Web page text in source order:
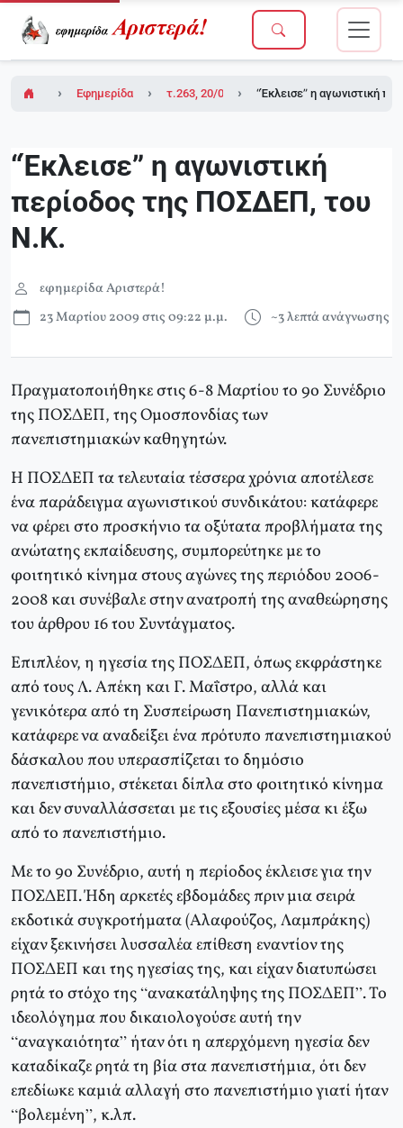
Εφημερίδα Αριστερά!τ.263, 20/03/2009 (σε ένθετο οι σελίδες
“Έκλεισε” η αγωνιστική
“Έκλεισε” η αγωνιστική
περίοδος της ΠΟΣΔΕΠ, του
Ν.Κ.
εφημερίδα Αριστερά!
23 Μαρτίου 2009 στις 09:22 μ.μ.
~3 λεπτά ανάγνωσης
Πραγματοποιήθηκε στις 6-8 Μαρτίου το 9ο Συνέδριο
της ΠΟΣΔΕΠ, της Ομοσπονδίας των
πανεπιστημιακών καθηγητών.
Η ΠΟΣΔΕΠ τα τελευταία τέσσερα χρόνια αποτέλεσε
ένα παράδειγμα αγωνιστικού συνδικάτου: κατάφερε
να φέρει στο προσκήνιο τα οξύτατα προβλήματα της
ανώτατης εκπαίδευσης, συμπορεύτηκε με το
φοιτητικό κίνημα στους αγώνες της περιόδου 2006-
2008 και συνέβαλε στην ανατροπή της αναθεώρησης
του άρθρου 16 του Συντάγματος.
Επιπλέον, η ηγεσία της ΠΟΣΔΕΠ, όπως εκφράστηκε
από τους Λ. Απέκη και Γ. Μαΐστρο, αλλά και
γενικότερα από τη Συσπείρωση Πανεπιστημιακών,
κατάφερε να αναδείξει ένα πρότυπο πανεπιστημιακού
δάσκαλου που υπερασπίζεται το δημόσιο
πανεπιστήμιο, στέκεται δίπλα στο φοιτητικό κίνημα
και δεν συναλλάσσεται με τις εξουσίες μέσα κι έξω
από το πανεπιστήμιο.
Με το 9ο Συνέδριο, αυτή η περίοδος έκλεισε για την
ΠΟΣΔΕΠ. Ήδη αρκετές εβδομάδες πριν μια σειρά
εκδοτικά συγκροτήματα (Αλαφούζος, Λαμπράκης)
είχαν ξεκινήσει λυσσαλέα επίθεση εναντίον της
ΠΟΣΔΕΠ και της ηγεσίας της, και είχαν διατυπώσει
ρητά το στόχο της “ανακατάληψης της ΠΟΣΔΕΠ”. Το
ιδεολόγημα που δικαιολογούσε αυτή την
“αναγκαιότητα” ήταν ότι η απερχόμενη ηγεσία δεν
καταδίκαζε ρητά τη βία στα πανεπιστήμια, ότι δεν
επεδίωκε καμιά αλλαγή στο πανεπιστήμιο γιατί ήταν
“βολεμένη”, κ.λπ.